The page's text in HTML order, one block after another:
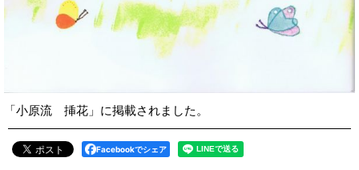
「小原流 挿花」に掲載されました。
Facebookでシェア